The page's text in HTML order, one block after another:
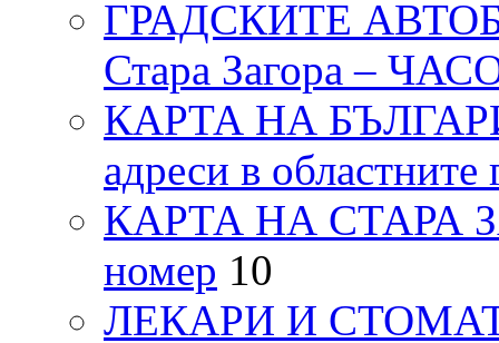
ГРАДСКИТЕ
Стара Загора –
КАРТА НА
адреси в областните
КАРТА НА СТАРА
номер 10
ЛЕКАРИ И